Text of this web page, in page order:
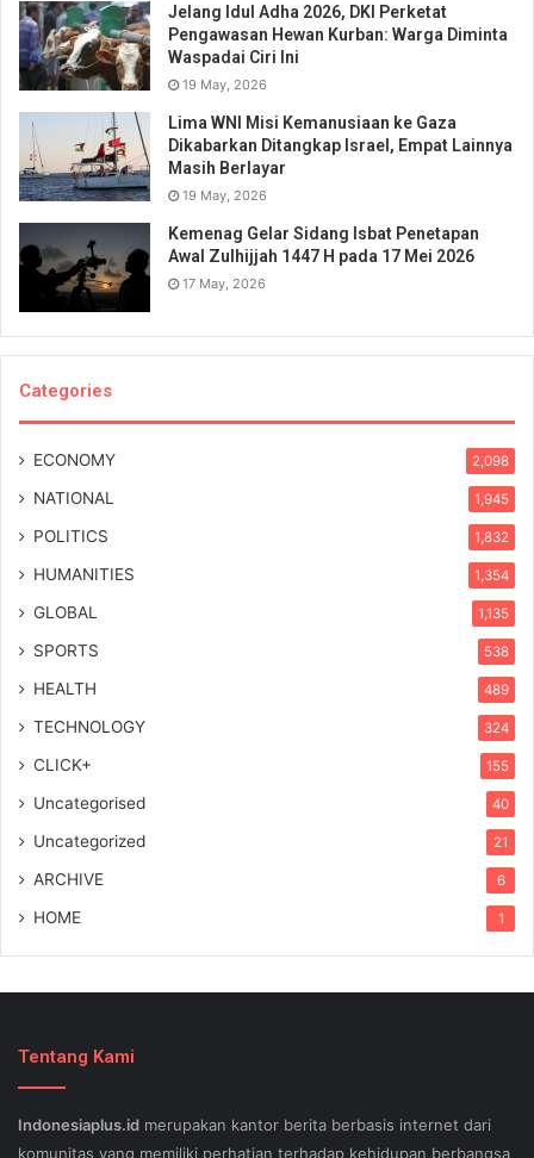
Jelang Idul Adha 2026, DKI Perketat
Pengawasan Hewan Kurban: Warga Diminta
Waspadai Ciri Ini
19 May, 2026
Lima WNI Misi Kemanusiaan ke Gaza
Dikabarkan Ditangkap Israel, Empat Lainnya
Masih Berlayar
19 May, 2026
Kemenag Gelar Sidang Isbat Penetapan
Awal Zulhijjah 1447 H pada 17 Mei 2026
17 May, 2026
Categories
ECONOMY 2,098
NATIONAL 1,945
POLITICS 1,832
HUMANITIES 1,354
GLOBAL 1,135
SPORTS 538
HEALTH 489
TECHNOLOGY 324
CLICK+ 155
Uncategorised 40
Uncategorized 21
ARCHIVE 6
HOME 1
Tentang Kami
Indonesiaplus.id merupakan kantor berita berbasis internet dari
komunitas yang memiliki perhatian terhadap kehidupan berbangsa